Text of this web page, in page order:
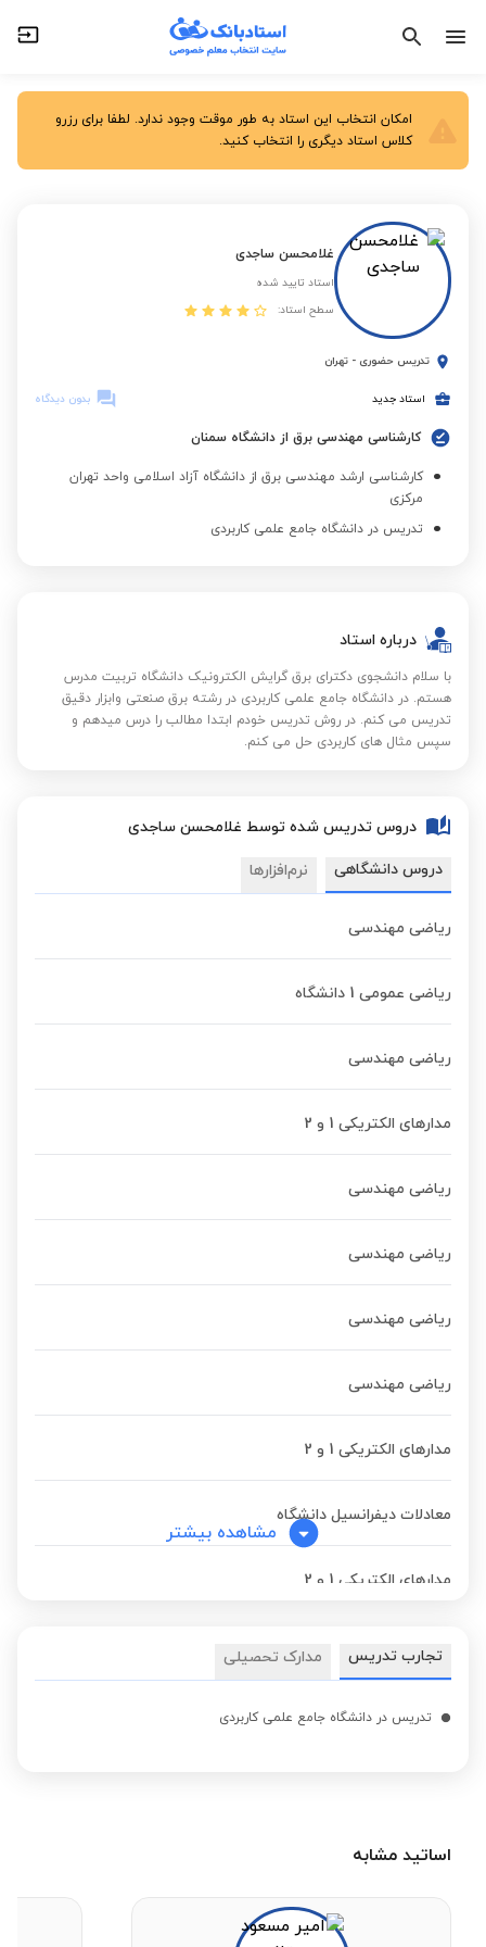
امکان انتخاب این استاد به طور موقت وجود ندارد. لطفا برای رزرو
کلاس استاد دیگری را انتخاب کنید.
غلامحسن ساجدی
استاد تایید شده
سطح استاد:
تدریس حضوری - تهران
استاد جدید بدون دیدگاه
کارشناسی مهندسی برق از دانشگاه سمنان
کارشناسی ارشد مهندسی برق از دانشگاه آزاد اسلامی واحد تهران
مرکزی
تدریس در دانشگاه جامع علمی کاربردی
درباره استاد
با سلام دانشجوی دکترای برق گرایش الکترونیک دانشگاه تربیت مدرس
هستم. در دانشگاه جامع علمی کاربردی در رشته برق صنعتی وابزار دقیق
تدریس می کنم. در روش تدریس خودم ابتدا مطالب را درس میدهم و
سپس مثال های کاربردی حل می کنم.
دروس تدریس شده توسط غلامحسن ساجدی
دروس دانشگاهی نرم‌افزارها
ریاضی مهندسی
ریاضی عمومی 1 دانشگاه
ریاضی مهندسی
مدارهای الکتریکی 1 و 2
ریاضی مهندسی
ریاضی مهندسی
ریاضی مهندسی
ریاضی مهندسی
مدارهای الکتریکی 1 و 2
معادلات دیفرانسیل دانشگاه
مدارهای الکتریکی 1 و 2
ریاضی عمومی 2 دانشگاه
مدارهای منطقی
مشاهده بیشتر
تجارب تدریس مدارک تحصیلی
تدریس در دانشگاه جامع علمی کاربردی
اساتید مشابه